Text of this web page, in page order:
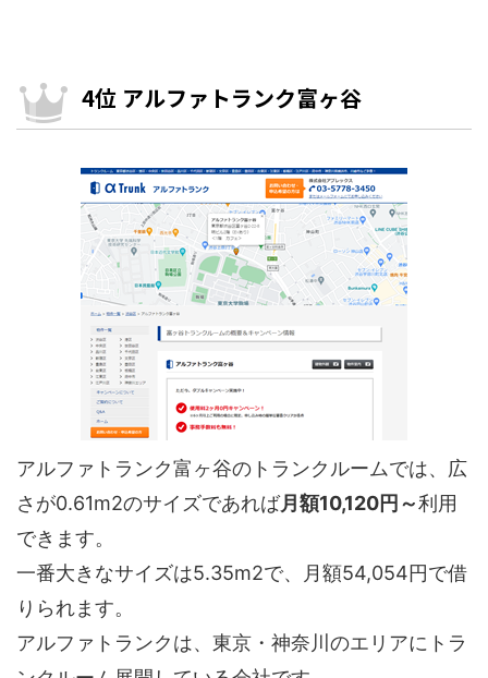
4位 アルファトランク富ヶ谷
アルファトランク富ヶ谷のトランクルームでは、広
さが0.61m2のサイズであれば月額10,120円～利用
できます。
一番大きなサイズは5.35m2で、月額54,054円で借
りられます。
アルファトランクは、東京・神奈川のエリアにトラ